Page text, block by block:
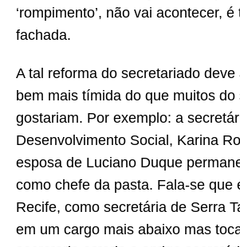
‘rompimento’, não vai acontecer,
fachada.
A tal reforma do secretariado deve
bem mais tímida do que muitos
gostariam. Por exemplo: a
Desenvolvimento Social, Karina
esposa de Luciano Duque
como chefe da pasta. Fala-se que
Recife, como secretária de Serra
em um cargo mais abaixo mas